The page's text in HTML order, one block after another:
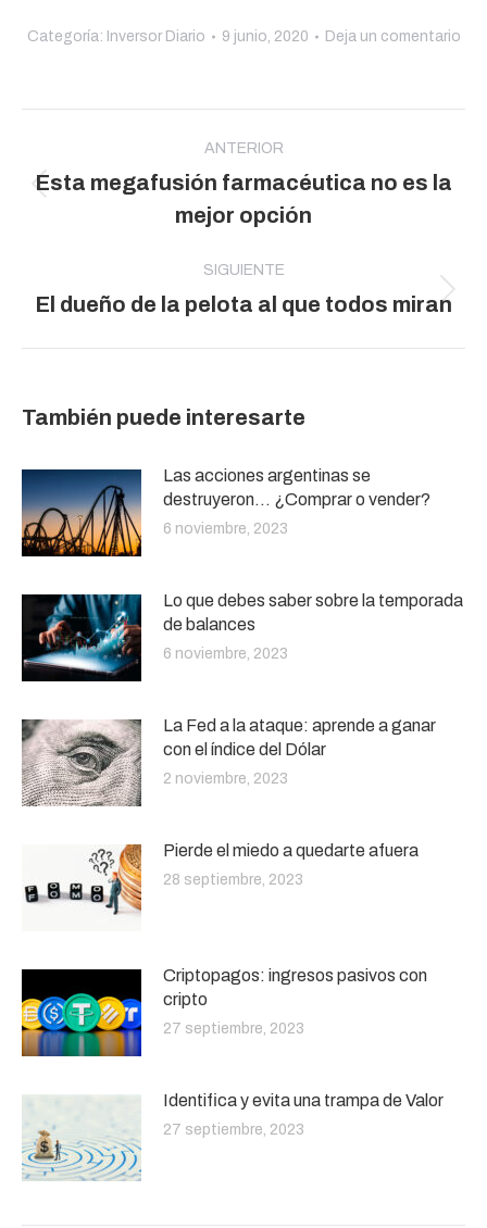
Categoría: Inversor Diario 9 junio, 2020 Deja un comentario
publicaciones
ANTERIOR
Publicación
anterior:
Esta megafusión farmacéutica no es la
mejor opción
SIGUIENTE
Publicación
El dueño de la pelota al que todos miran
También puede interesarte
Las acciones argentinas se
destruyeron… ¿Comprar o vender?
6 noviembre, 2023
Lo que debes saber sobre la temporada
de balances
6 noviembre, 2023
La Fed a la ataque: aprende a ganar
con el índice del Dólar
2 noviembre, 2023
Pierde el miedo a quedarte afuera
28 septiembre, 2023
Criptopagos: ingresos pasivos con
cripto
27 septiembre, 2023
Identifica y evita una trampa de Valor
27 septiembre, 2023